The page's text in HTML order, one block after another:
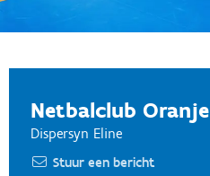
Netbalclub Oranje
Dispersyn Eline
Stuur een bericht